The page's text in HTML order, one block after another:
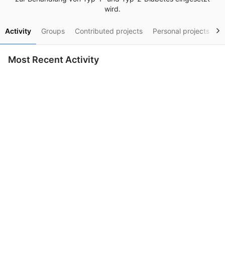
wird.
Activity Groups Contributed projects Personal projects
Most Recent Activity